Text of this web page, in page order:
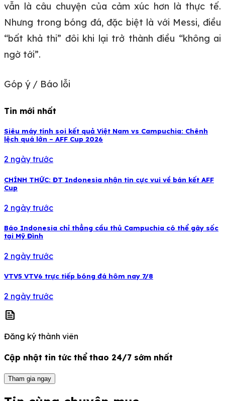
vẫn là câu chuyện của cảm xúc hơn là thực tế.
Nhưng trong bóng đá, đặc biệt là với Messi, điều
“bất khả thi” đôi khi lại trở thành điều “không ai
ngờ tới”.
Góp ý / Báo lỗi
Tin mới nhất
Siêu máy tính soi kết quả Việt Nam vs Campuchia: Chênh
lệch quá lớn – AFF Cup 2026
2 ngày trước
CHÍNH THỨC: ĐT Indonesia nhận tin cực vui về bán kết AFF
Cup
2 ngày trước
Báo Indonesia chỉ thẳng cầu thủ Campuchia có thể gây sốc
tại Mỹ Đình
2 ngày trước
VTV5 VTV6 trực tiếp bóng đá hôm nay 7/8
2 ngày trước
news
Đăng ký thành viên
Cập nhật tin tức thể thao 24/7 sớm nhất
Tham gia ngay